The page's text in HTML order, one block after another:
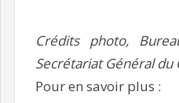
Crédits photo,
Secrétariat Général du
Pour en savoir plus :